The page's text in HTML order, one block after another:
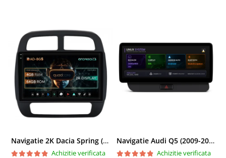
Navigatie 2K Dacia Spring (2021- Prezent), Android, S-Quadcore / 4GB RAM + 64GB ROM, 9.5 Inch - AD-BGS90042K+AD-BGRKIT366V4s
Achizitie verificata
Navigatie Audi Q5 (2009-2017), Linux OS & OEM, MMI 3G, CarPlay & Android Auto Wireless, MirrorLink, Camera AHD, 12.3 Inch - AD-BGAALNXH+AD-BGRKITQ5002
Achizitie verificata